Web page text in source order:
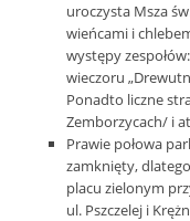
uroczysta Msza
wieńcami i
występy
wieczoru
Ponadto liczne
Zemborzycach/ i
Prawie połowa
zamknięty,
placu zielonym
ul. Pszczelej i